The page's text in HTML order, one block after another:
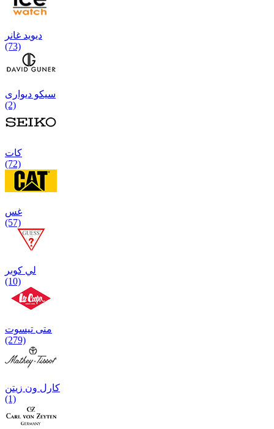
دیوید غانر
(73)
سیکو دیواری
(2)
كات
(72)
غس
(57)
لي كوبر
(10)
متی تیسوت
(279)
کارل ون زیتن
(1)